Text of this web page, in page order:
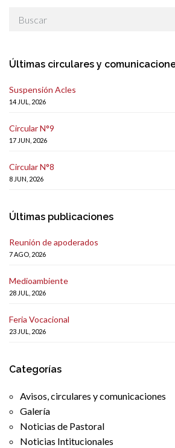
Últimas circulares y
Suspensión Acles
14 JUL, 2026
Circular N°9
17 JUN, 2026
Circular N°8
8 JUN, 2026
Últimas publicaciones
Reunión de apoderados
7 AGO, 2026
Medioambiente
28 JUL, 2026
Feria Vocacional
23 JUL, 2026
Categorías
Avisos, circulares y comunicaciones
Galería
Noticias de Pastoral
Noticias Intitucionales